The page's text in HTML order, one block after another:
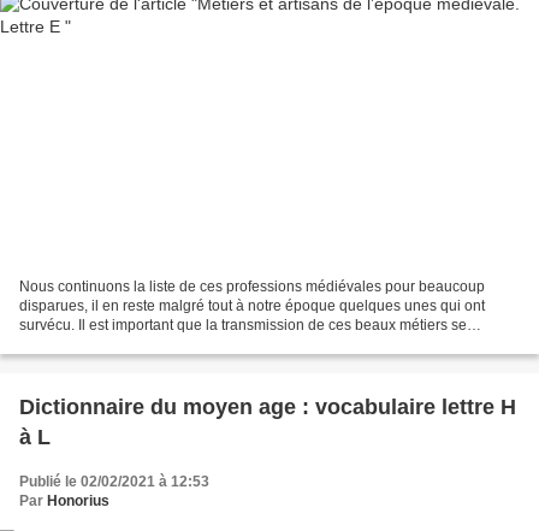
Nous continuons la liste de ces professions médiévales pour beaucoup
disparues, il en reste malgré tout à notre époque quelques unes qui ont
survécu. Il est important que la transmission de ces beaux métiers se
Dictionnaire du moyen age : vocabulaire lettre H
à L
Publié le 02/02/2021 à 12:53
Par Honorius